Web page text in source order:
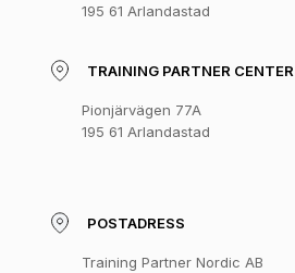
195 61 Arlandastad
TRAINING PARTNER CENTER
Pionjärvägen 77A
195 61 Arlandastad
POSTADRESS
Training Partner Nordic AB